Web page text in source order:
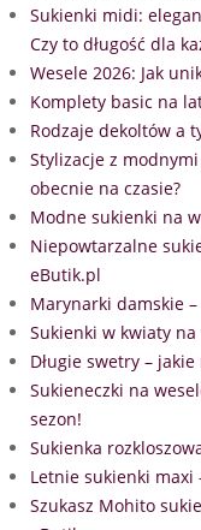
Sukienki midi:
Czy to długość dla
Wesele 2026: Jak
Komplety basic na
Rodzaje dekoltów a
Stylizacje z
obecnie na czasie?
Modne sukienki na
Niepowtarzalne
eButik.pl
Marynarki damskie
Sukienki w kwiaty
Długie swetry –
Sukieneczki na
sezon!
Sukienka
Letnie sukienki maxi
Szukasz Mohito